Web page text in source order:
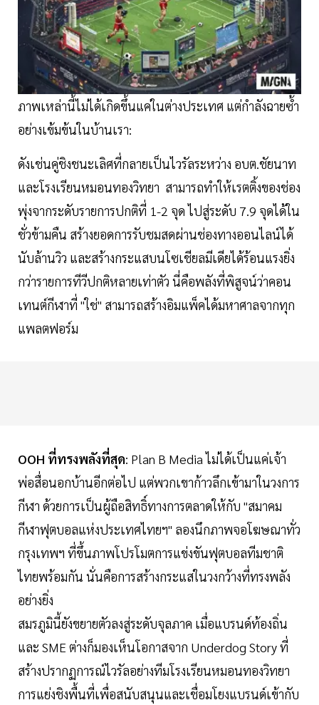
ภาพเหล่านี้ไม่ได้เกิดขึ้นแค่ในต่างประเทศ แต่กำลังฉายซ้ำ
อย่างเข้มข้นในบ้านเรา:
ดังเช่นคู่ชิงชนะเลิศที่กลายเป็นไวรัลระหว่าง อบต.ชัยนาท
และโรงเรียนหมอนทองวิทยา สามารถทำให้เรตติ้งของช่อง
พุ่งจากระดับรายการปกติที่ 1-2 จุด ไปสู่ระดับ 7.9 จุดได้ใน
ชั่วข้ามคืน สร้างยอดการรับชมสดผ่านช่องทางออนไลน์ได้
นับล้านวิว และสร้างกระแสบนโซเชียลมีเดียได้ร้อนแรงยิ่ง
กว่ารายการทีวีปกติหลายเท่าตัว นี่คือพลังที่พิสูจน์ว่าคอน
เทนต์กีฬาที่ "ใช่" สามารถสร้างอิมแพ็คได้มหาศาลจากทุก
แพลตฟอร์ม
OOH ที่ทรงพลังที่สุด: Plan B Media ไม่ได้เป็นแค่เจ้า
พ่อสื่อนอกบ้านอีกต่อไป แต่พวกเขาก้าวลึกเข้ามาในวงการ
กีฬา ด้วยการเป็นผู้ถือสิทธิ์ทางการตลาดให้กับ "สมาคม
กีฬาฟุตบอลแห่งประเทศไทยฯ" ลองนึกภาพจอโฆษณาทั่ว
กรุงเทพฯ ที่ขึ้นภาพโปรโมตการแข่งขันฟุตบอลทีมชาติ
ไทยพร้อมกัน นั่นคือการสร้างกระแสในวงกว้างที่ทรงพลัง
อย่างยิ่ง
สมรภูมินี้ยังขยายตัวลงสู่ระดับจุลภาค เมื่อแบรนด์ท้องถิ่น
และ SME ต่างก็มองเห็นโอกาสจาก Underdog Story ที่
สร้างปรากฏการณ์ไวรัลอย่างทีมโรงเรียนหมอนทองวิทยา
การแย่งชิงพื้นที่เพื่อสนับสนุนและเชื่อมโยงแบรนด์เข้ากับ